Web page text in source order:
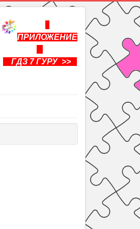
ПРИЛОЖЕНИЕ
ГДЗ 7 ГУРУ >>